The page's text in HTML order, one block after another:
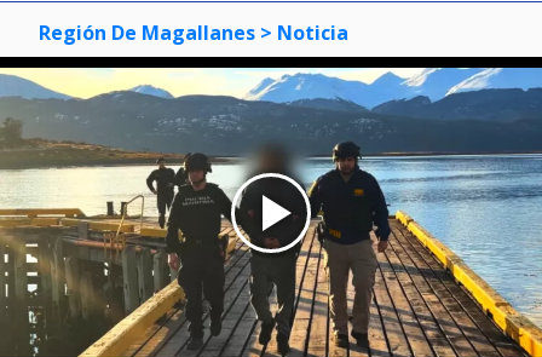
Región De Magallanes > Noticia